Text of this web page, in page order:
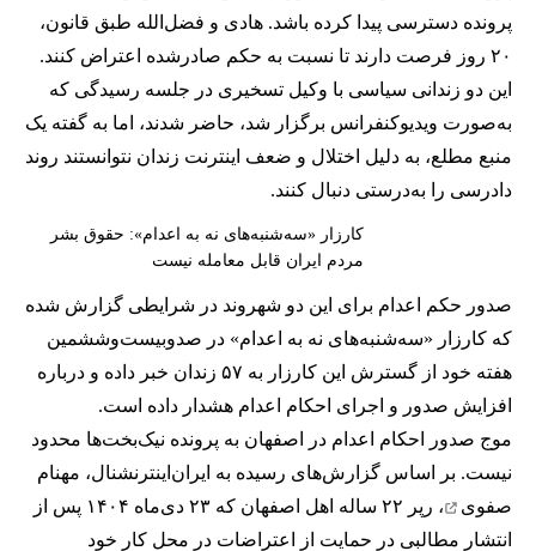
پرونده دسترسی پیدا کرده باشد. هادی و فضل‌الله طبق قانون،
۲۰ روز فرصت دارند تا نسبت به حکم صادرشده اعتراض کنند.
این دو زندانی سیاسی با وکیل تسخیری در جلسه رسیدگی که
به‌صورت ویدیوکنفرانس برگزار شد، حاضر شدند، اما به گفته یک
منبع مطلع، به دلیل اختلال و ضعف اینترنت زندان نتوانستند روند
دادرسی را به‌درستی دنبال کنند.
کارزار «سه‌شنبه‌های نه به اعدام»: حقوق بشر
مردم ایران قابل معامله نیست
صدور حکم اعدام برای این دو شهروند در شرایطی گزارش شده
که کارزار «سه‌شنبه‌های نه به اعدام» در صدوبیست‌وششمین
هفته خود از گسترش این کارزار به ۵۷ زندان خبر داده و درباره
افزایش صدور و اجرای احکام اعدام هشدار داده است.
موج صدور احکام اعدام در اصفهان به پرونده نیک‌بخت‌ها محدود
نیست. بر اساس گزارش‌های رسیده به ایران‌اینترنشنال، مهنام
صفوی
، رپر ۲۲ ساله اهل اصفهان که ۲۳ دی‌ماه ۱۴۰۴ پس از
انتشار مطالبی در حمایت از اعتراضات در محل کار خود